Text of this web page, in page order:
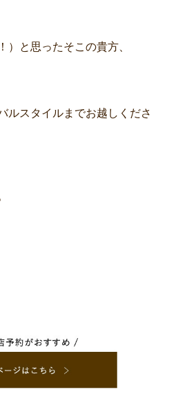
）と思ったそこの貴方、
ルスタイルまでお越しくださ